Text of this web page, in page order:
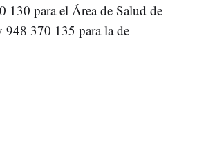
130 para el Área de Salud de
948 370 135 para la de